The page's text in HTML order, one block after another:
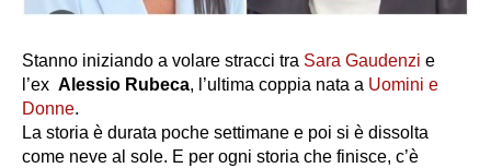
Stanno iniziando a volare stracci tra Sara Gaudenzi e
l’ex Alessio Rubeca, l’ultima coppia nata a Uomini e
Donne.
La storia è durata poche settimane e poi si è dissolta
come neve al sole. E per ogni storia che finisce, c’è